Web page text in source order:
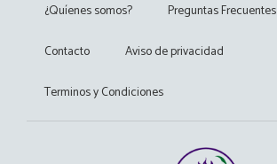
¿Quíenes somos? Preguntas Frecuentes
Contacto Aviso de privacidad
Terminos y Condiciones